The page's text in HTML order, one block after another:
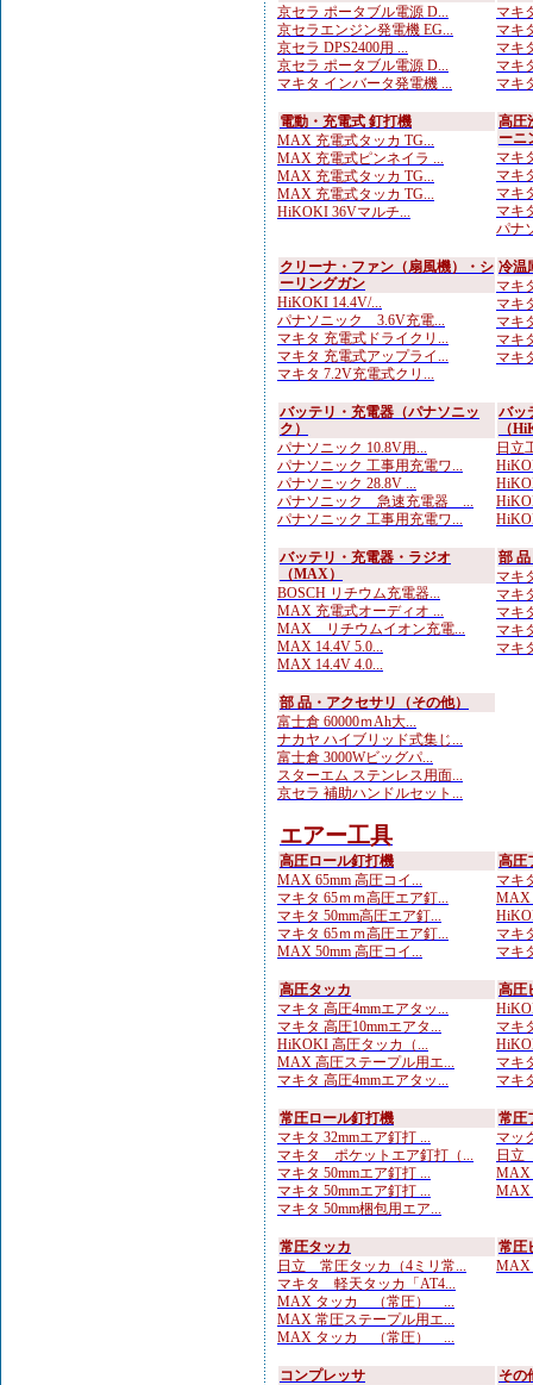
京セラ ポータブル電源 D...
京セラエンジン発電機 EG...
京セラ DPS2400用 ...
京セラ ポータブル電源 D...
マキタ インバータ発電機 ...
マキ
マキ
マキ
マキ
マキ
電動・充電式 釘打機
MAX 充電式タッカ TG...
MAX 充電式ピンネイラ ...
MAX 充電式タッカ TG...
MAX 充電式タッカ TG...
HiKOKI 36Vマルチ...
高圧
ーニ
マキ
マキ
マキ
マキ
パナ
クリーナ・ファン（扇風機）・シ
ーリングガン
HiKOKI 14.4V/...
パナソニック 3.6V充電...
マキタ 充電式ドライクリ...
マキタ 充電式アップライ...
マキタ 7.2V充電式クリ...
冷温
マキ
マキ
マキ
マキ
マキ
バッテリ・充電器（パナソニッ
ク）
パナソニック 10.8V用...
パナソニック 工事用充電ワ...
パナソニック 28.8V ...
パナソニック 急速充電器 ...
パナソニック 工事用充電ワ...
バッ
（
日立
バッテリ・充電器・ラジオ
（MAX）
BOSCH リチウム充電器...
MAX 充電式オーディオ ...
MAX リチウムイオン充電...
MAX 14.4V 5.0...
MAX 14.4V 4.0...
部
マキ
マキ
マキ
マキ
マキ
部 品・アクセサリ（その他）
富士倉 60000ｍAh大...
ナカヤ ハイブリッド式集じ...
富士倉 3000Wビッグパ...
スターエム ステンレス用面...
京セラ 補助ハンドルセット...
エアー工具
高圧ロール釘打機
MAX 65mm 高圧コイ...
マキタ 65ｍｍ高圧エア釘...
マキタ 50mm高圧エア釘...
マキタ 65ｍｍ高圧エア釘...
MAX 50mm 高圧コイ...
高圧
マキ
MAX
マキ
マキ
高圧タッカ
マキタ 高圧4mmエアタッ...
マキタ 高圧10mmエアタ...
HiKOKI 高圧タッカ（...
MAX 高圧ステープル用エ...
マキタ 高圧4mmエアタッ...
高圧
マキ
マキ
マキ
常圧ロール釘打機
マキタ 32mmエア釘打 ...
マキタ ポケットエア釘打（...
マキタ 50mmエア釘打 ...
マキタ 50mmエア釘打 ...
マキタ 50mm梱包用エア...
常圧
マッ
日立
MAX
MAX
常圧タッカ
日立 常圧タッカ（4ミリ常...
マキタ 軽天タッカ「AT4...
MAX タッカ （常圧） ...
MAX 常圧ステープル用エ...
MAX タッカ （常圧） ...
常圧
MAX
コンプレッサ
その